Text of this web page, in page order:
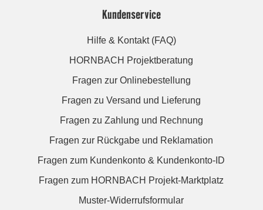
Kundenservice
Hilfe & Kontakt (FAQ)
HORNBACH Projektberatung
Fragen zur Onlinebestellung
Fragen zu Versand und Lieferung
Fragen zu Zahlung und Rechnung
Fragen zur Rückgabe und Reklamation
Fragen zum Kundenkonto & Kundenkonto-ID
Fragen zum HORNBACH Projekt-Marktplatz
Muster-Widerrufsformular